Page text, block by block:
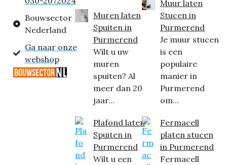
Bouwsector
Nederland
Ga naar onze
webshop
Muren laten
Spuiten in
Purmerend
Wilt u uw
muren
spuiten? Al
meer dan 20
jaar...
Plafond laten
Spuiten in
Purmerend
Wilt u een
Muur laten
Stucen in
Purmerend
Je muur stucen
is een
populaire
manier in
Purmerend
om...
Fermacell
platen stucen
in Purmerend
Fermacell